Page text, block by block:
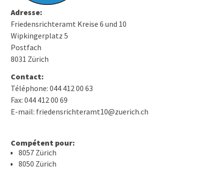
Adresse:
Friedensrichteramt Kreise 6 und 10
Wipkingerplatz 5
Postfach
8031 Zürich
Contact:
Téléphone: 044 412 00 63
Fax: 044 412 00 69
E-mail: friedensrichteramt10@zuerich.ch
Compétent pour:
8057 Zürich
8050 Zürich